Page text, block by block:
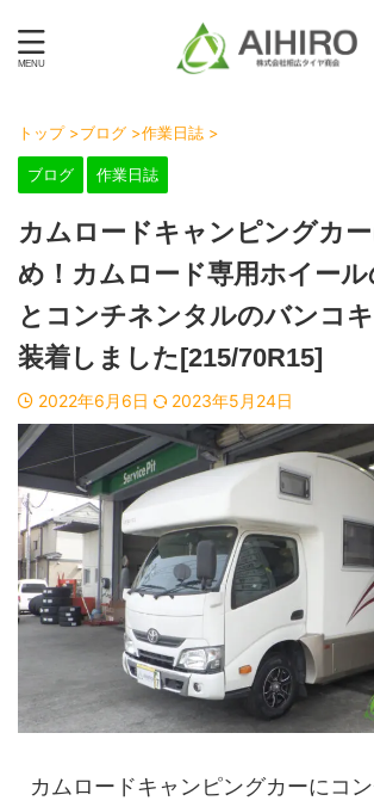
トップ >ブログ >作業日誌 >
ブログ 作業日誌
カムロードキャンピングカ
め！カムロード専用ホイール
とコンチネンタルのバンコ
装着しました[215/70R15]
2022年6月6日 2023年5月24日
カムロードキャンピングカーにコ